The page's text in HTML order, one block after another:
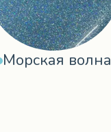
Морская волна